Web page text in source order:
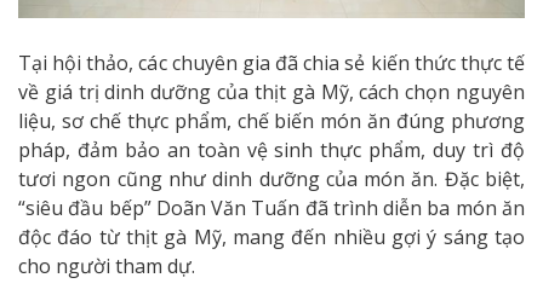
Tại hội thảo, các chuyên gia đã chia sẻ kiến thức thực tế
về giá trị dinh dưỡng của thịt gà Mỹ, cách chọn nguyên
liệu, sơ chế thực phẩm, chế biến món ăn đúng phương
pháp, đảm bảo an toàn vệ sinh thực phẩm, duy trì độ
tươi ngon cũng như dinh dưỡng của món ăn. Đặc biệt,
“siêu đầu bếp” Doãn Văn Tuấn đã trình diễn ba món ăn
độc đáo từ thịt gà Mỹ, mang đến nhiều gợi ý sáng tạo
cho người tham dự.